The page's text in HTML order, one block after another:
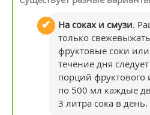
На соках и смузи.
только
фруктовые соки
течение дня
порций фруктового
по 500 мл каждые
3 литра сока в день.